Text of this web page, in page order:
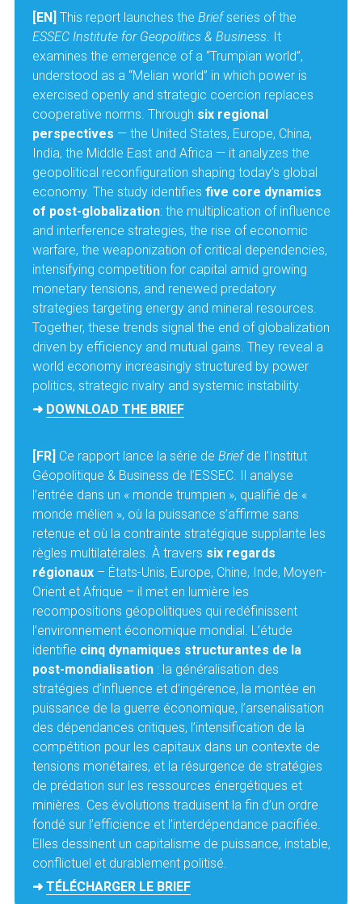
[EN] This report launches the Brief
ESSEC Institute for Geopolitics & Business. It
examines the emergence of a “Trumpian world”,
understood as a “Melian world” in which power is
exercised openly and strategic coercion replaces
cooperative norms. Through six regional
perspectives — the United States, Europe, China,
India, the Middle East and Africa — it analyzes the
geopolitical reconfiguration shaping today’s global
economy. The study identifies five core dynamics
of post-globalization: the multiplication of influence
and interference strategies, the rise of economic
warfare, the weaponization of critical dependencies,
intensifying competition for capital amid growing
monetary tensions, and renewed predatory
strategies targeting energy and mineral resources.
Together, these trends signal the end of globalization
driven by efficiency and mutual gains. They reveal a
world economy increasingly structured by power
politics, strategic rivalry and systemic instability.
➜ DOWNLOAD THE BRIEF
[FR] Ce rapport lance la série de Brief de l’Institut
Géopolitique & Business de l’ESSEC. Il analyse
l’entrée dans un « monde trumpien », qualifié de «
monde mélien », où la puissance s’affirme sans
retenue et où la contrainte stratégique supplante les
règles multilatérales. À travers six regards
régionaux – États-Unis, Europe, Chine, Inde, Moyen-
Orient et Afrique – il met en lumière les
recompositions géopolitiques qui redéfinissent
l’environnement économique mondial. L’étude
identifie cinq dynamiques structurantes de la
post-mondialisation : la généralisation des
stratégies d’influence et d’ingérence, la montée en
puissance de la guerre économique, l’arsenalisation
des dépendances critiques, l’intensification de la
compétition pour les capitaux dans un contexte de
tensions monétaires, et la résurgence de stratégies
de prédation sur les ressources énergétiques et
minières. Ces évolutions traduisent la fin d’un ordre
fondé sur l’efficience et l’interdépendance pacifiée.
Elles dessinent un capitalisme de puissance, instable,
conflictuel et durablement politisé.
➜ TÉLÉCHARGER LE BRIEF